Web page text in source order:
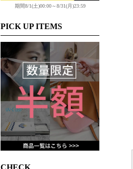
期間8/1(土)00:00～8/31(月)23:59
PICK UP ITEMS
CHECK